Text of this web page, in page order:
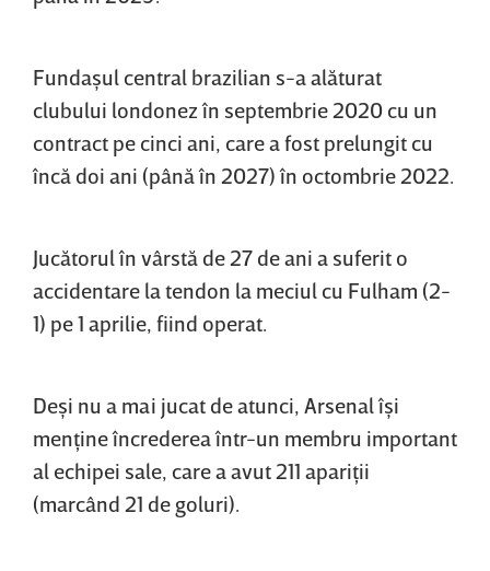
Fundaşul central brazilian s-a alăturat
clubului londonez în septembrie 2020 cu un
contract pe cinci ani, care a fost prelungit cu
încă doi ani (până în 2027) în octombrie 2022.
Jucătorul în vârstă de 27 de ani a suferit o
accidentare la tendon la meciul cu Fulham (2-
1) pe 1 aprilie, fiind operat.
Deşi nu a mai jucat de atunci, Arsenal îşi
menţine încrederea într-un membru important
al echipei sale, care a avut 211 apariţii
(marcând 21 de goluri).